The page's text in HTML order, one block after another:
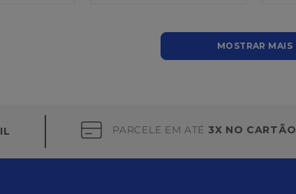
MOSTRAR MAIS
PARCELE EM ATÉ 3X NO CARTÃO